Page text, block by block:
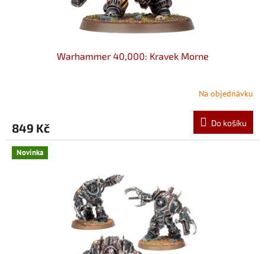
Warhammer 40,000: Kravek Morne
Na objednávku
849 Kč Do košíku
Novinka